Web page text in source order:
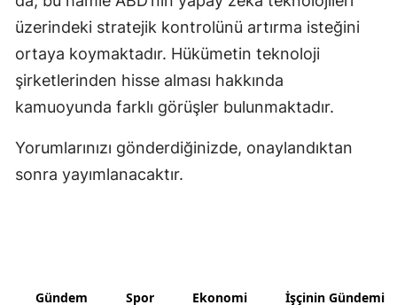
Sinop
Trabzon
Van
üzerindeki stratejik kontrolünü artırma isteğini
ortaya koymaktadır. Hükümetin teknoloji
şirketlerinden hisse alması hakkında
kamuoyunda farklı görüşler bulunmaktadır.
Yorumlarınızı gönderdiğinizde, onaylandıktan
sonra yayımlanacaktır.
Gündem Spor Ekonomi İşçinin Gündemi